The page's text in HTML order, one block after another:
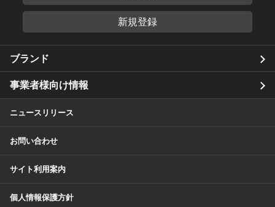
新規登録
ブランド
事業者様向け情報
ニュースリリース
お問い合わせ
サイト利用案内
個人情報保護方針